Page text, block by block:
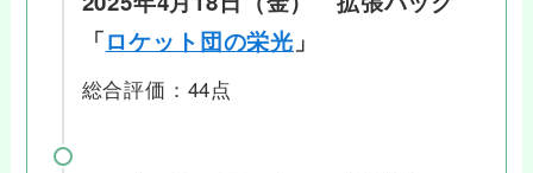
「ロケット団の栄光 」
総合評価：44点